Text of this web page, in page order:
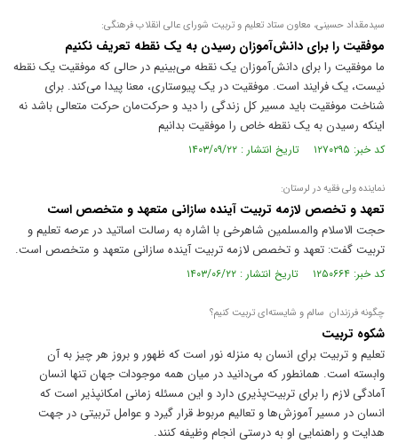
سیدمقداد حسینی، معاون ستاد تعلیم و تربیت شورای عالی انقلاب فرهنگی:
موفقیت را برای دانش‌آموزان رسیدن به یک نقطه تعریف نکنیم
ما موفقیت را برای دانش‌آموزان یک نقطه می‌بینیم در حالی که موفقیت یک نقطه
نیست، یک فرایند است. موفقیت در یک پیوستاری، معنا پیدا می‌کند. برای
شناخت موفقیت باید مسیر کل زندگی را دید و حرکت‌مان حرکت متعالی باشد نه
اینکه رسیدن به یک نقطه خاص را موفقیت بدانیم
کد خبر: ۱۲۷۰۲۹۵ تاریخ انتشار : ۱۴۰۳/۰۹/۲۲
نماینده ولی فقیه در لرستان:
تعهد و تخصص لازمه تربیت آینده سازانی متعهد و متخصص است
حجت الاسلام والمسلمین شاهرخی با اشاره به رسالت اساتید در عرصه تعلیم و
تربیت گفت: تعهد و تخصص لازمه تربیت آینده سازانی متعهد و متخصص است.
کد خبر: ۱۲۵۰۶۶۴ تاریخ انتشار : ۱۴۰۳/۰۶/۲۲
چگونه فرزندان سالم و شایسته‌ای تربیت کنیم؟
شکوه تربیت
تعلیم و تربیت برای انسان به منزله نور است که ظهور و بروز هر چیز به آن
وابسته است. همانطور که می‌دانید در میان همه موجودات جهان تنها انسان
آمادگی لازم را برای تربیت‌پذیری دارد و این مسئله زمانی امکانپذیر است که
انسان در مسیر آموزش‌ها و تعالیم مربوط قرار گیرد و عوامل تربیتی در جهت
هدایت و راهنمایی او به درستی انجام وظیفه کنند.